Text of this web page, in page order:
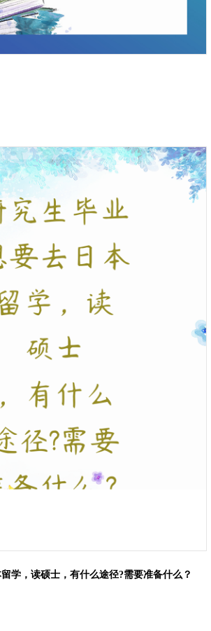
学，读硕士，有什么途径?需要准备什么？